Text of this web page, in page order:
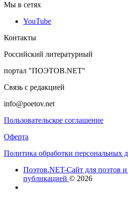
Мы в сетях
YouTube
Контакты
Российский литературный
портал "ПОЭТОВ.NET"
Связь с редакцией
info@poetov.net
Пользовательское соглашение
Оферта
Политика обработки персональных
Поэтов.NET-Сайт для поэтов и
публикацией © 2026